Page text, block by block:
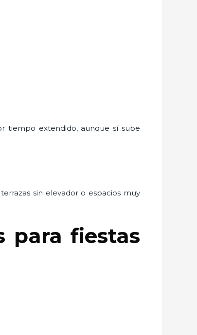
tiempo extendido, aunque sí sube
sin elevador o espacios muy
para fiestas